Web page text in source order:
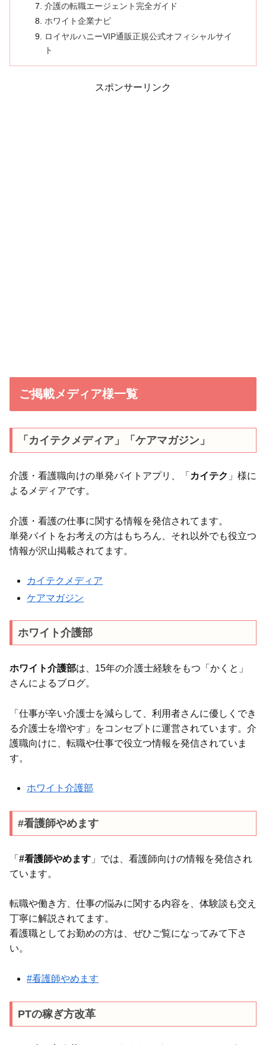
介護の転職エージェント完全ガイド
ホワイト企業ナビ
ロイヤルハニーVIP通販正規公式オフィシャルサイ
ト
スポンサーリンク
ご掲載メディア様一覧
「カイテクメディア」「ケアマガジン」
介護・看護職向けの単発バイトアプリ、「 カイテク 」様に
よるメディアです。
介護・看護の仕事に関する情報を発信されてます。
単発バイトをお考えの方はもちろん、それ以外でも役立つ
情報が沢山掲載されてます。
カイテクメディア
ケアマガジン
ホワイト介護部
ホワイト介護部は、15年の介護士経験をもつ「かくと」
さんによるブログ。
「仕事が辛い介護士を減らして、利用者さんに優しくでき
る介護士を増やす」をコンセプトに運営されています。介
護職向けに、転職や仕事で役立つ情報を発信されていま
す。
ホワイト介護部
#看護師やめます
「 #看護師やめます 」では、看護師向けの情報を発信され
ています。
転職や働き方、仕事の悩みに関する内容を、体験談も交え
丁寧に解説されてます。
看護職としてお勤めの方は、ぜひご覧になってみて下さ
い。
#看護師やめます
PTの稼ぎ方改革